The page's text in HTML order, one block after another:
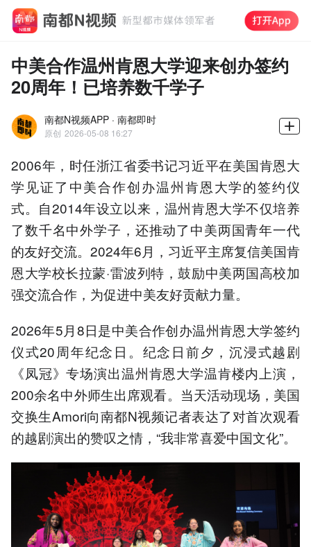
中美合作温州肯恩大学迎来创办签约
20周年！已培养数千学子
南都N视频APP · 南都即时
原创 2026-05-08 16:27
2006年，时任浙江省委书记习近平在美国肯恩大
学见证了中美合作创办温州肯恩大学的签约仪
式。自2014年设立以来，温州肯恩大学不仅培养
了数千名中外学子，还推动了中美两国青年一代
的友好交流。2024年6月，习近平主席复信美国肯
恩大学校长拉蒙·雷波列特，鼓励中美两国高校加
强交流合作，为促进中美友好贡献力量。
2026年5月8日是中美合作创办温州肯恩大学签约
仪式20周年纪念日。纪念日前夕，沉浸式越剧
《凤冠》专场演出温州肯恩大学温肯楼内上演，
200余名中外师生出席观看。当天活动现场，美国
交换生Amori向南都N视频记者表达了对首次观看
的越剧演出的赞叹之情，“我非常喜爱中国文化”。